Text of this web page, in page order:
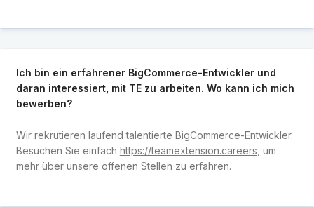
Ich bin ein erfahrener BigCommerce-Entwickler und
daran interessiert, mit TE zu arbeiten. Wo kann ich mich
bewerben?
Wir rekrutieren laufend talentierte BigCommerce-Entwickler.
Besuchen Sie einfach https://teamextension.careers , um
mehr über unsere offenen Stellen zu erfahren.